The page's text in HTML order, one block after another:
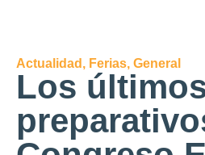
Actualidad , Ferias, General
Los